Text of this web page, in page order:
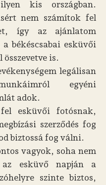
kis országban.
nem számítok fel
így az ajánlatom
békéscsabai esküvői
is.
legálisan
egyéni
adok.
esküvői fotósnak,
szerződés fog
biztossá fog válni.
vagyok, soha nem
az esküvő napján a
szinte biztos,